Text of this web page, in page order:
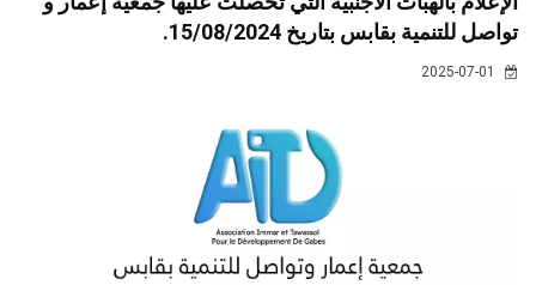
تواصل للتنمية بقابس بتاريخ 15/08/2024.